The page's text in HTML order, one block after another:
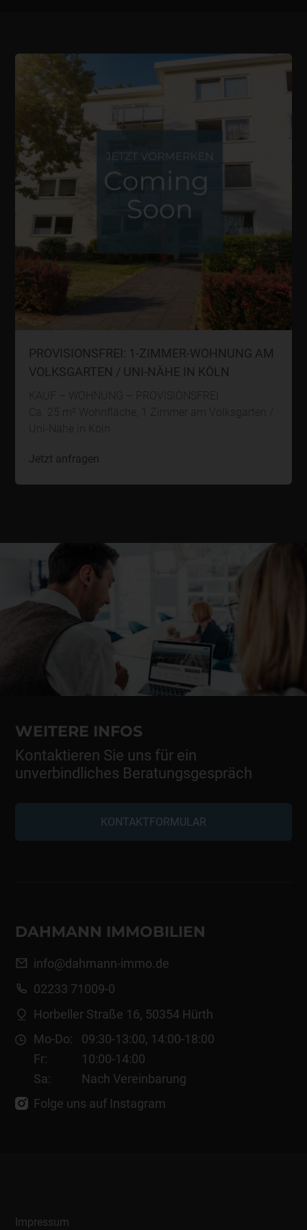
PROVISIONSFREI: 1-ZIMMER-WOHNUNG AM
VOLKSGARTEN / UNI-NÄHE IN KÖLN
KAUF – WOHNUNG – PROVISIONSFREI
Ca. 25 m² Wohnfläche, 1 Zimmer am Volksgarten /
Uni-Nähe in Köln
Jetzt anfragen
WEITERE INFOS
Kontaktieren Sie uns für ein
unverbindliches Beratungsgespräch
KONTAKTFORMULAR
DAHMANN IMMOBILIEN
info@dahmann-immo.de
02233 71009-0
Horbeller Straße 16, 50354 Hürth
Mo-Do:
09:30-13:00, 14:00-18:00
Fr:
10:00-14:00
Sa:
Nach Vereinbarung
Folge uns auf Instagram
Impressum